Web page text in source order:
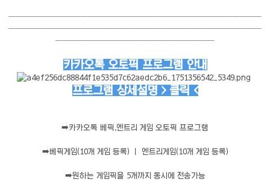
───────────────────────────────────
───────────────────────────────────
──────────────────────
카카오톡 오토픽 프로그램 안내
프로그램 상세설명 > 클릭 <
➡️카카오톡 베픽,엔트리 게임 오토픽 프로그램
➡️ 베픽게임(10개 게임 등록) ㅣ 엔트리게임(10개 게임 등록)
➡️원하는 게임픽을 5개까지 동시에 전송가능